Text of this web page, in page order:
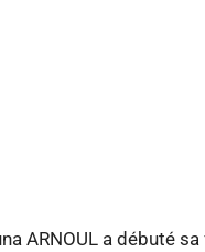
ARNOUL a débuté